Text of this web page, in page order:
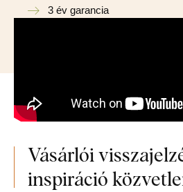
3 év garancia
Vásárlói
inspiráció